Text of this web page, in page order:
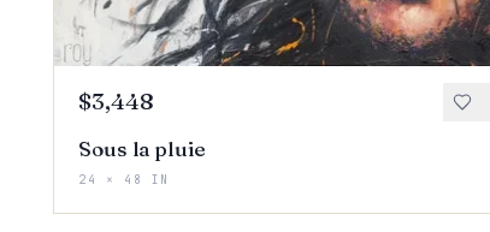
$3,448
Sous la pluie
24 × 48 IN